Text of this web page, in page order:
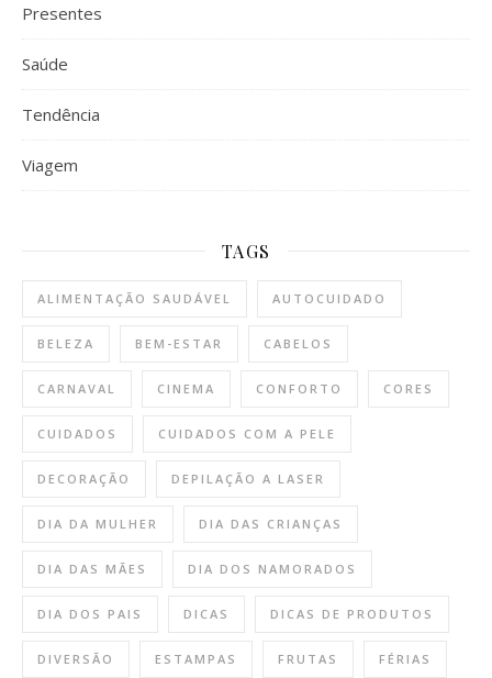
Presentes
Saúde
Tendência
Viagem
TAGS
ALIMENTAÇÃO SAUDÁVEL AUTOCUIDADO
BELEZA BEM-ESTAR CABELOS
CARNAVAL CINEMA CONFORTO CORES
CUIDADOS CUIDADOS COM A PELE
DECORAÇÃO DEPILAÇÃO A LASER
DIA DA MULHER DIA DAS CRIANÇAS
DIA DAS MÃES DIA DOS NAMORADOS
DIA DOS PAIS DICAS DICAS DE PRODUTOS
DIVERSÃO ESTAMPAS FRUTAS FÉRIAS